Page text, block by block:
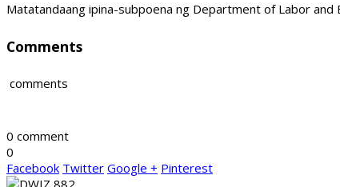
Matatandaang ipina-subpoena ng Department of Labor and
Comments
comments
0 comment
0
Facebook Twitter Google + Pinterest